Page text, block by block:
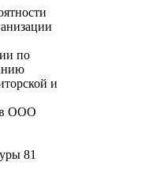
по
и
в ООО
81